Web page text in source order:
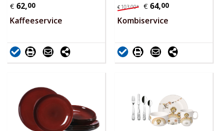
€ 62,00
Kaffeeservice
€ 103,00* € 64,00
Kombiservice